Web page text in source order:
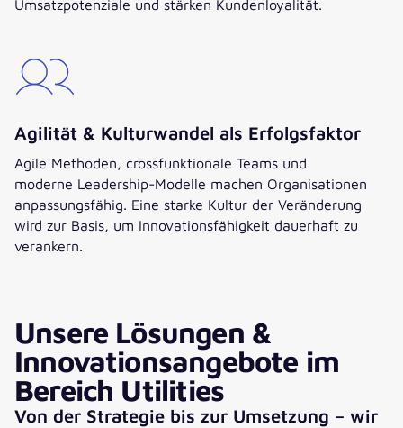
Umsatzpotenziale und stärken Kundenloyalität.
Agilität & Kulturwandel als Erfolgsfaktor
Agile Methoden, crossfunktionale Teams und
moderne Leadership-Modelle machen Organisationen
anpassungsfähig. Eine starke Kultur der Veränderung
wird zur Basis, um Innovationsfähigkeit dauerhaft zu
verankern.
Unsere Lösungen &
Innovationsangebote im
Bereich Utilities
Von der Strategie bis zur Umsetzung – wir